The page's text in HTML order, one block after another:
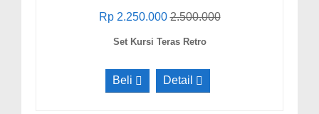
Rp 2.250.0002.500.000
Set Kursi Teras Retro
Beli Detail